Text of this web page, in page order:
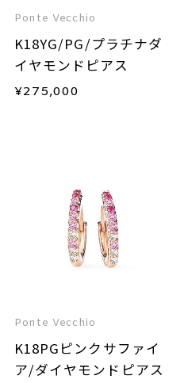
Ponte Vecchio
K18YG/PG/プラチナダ
イヤモンドピアス
¥275,000
Ponte Vecchio
K18PGピンクサファイ
ア/ダイヤモンドピアス